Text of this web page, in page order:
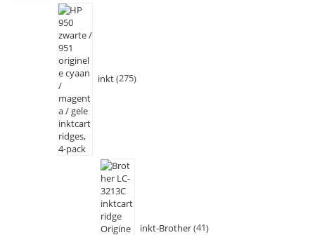
inkt 275
inkt-Brother 41